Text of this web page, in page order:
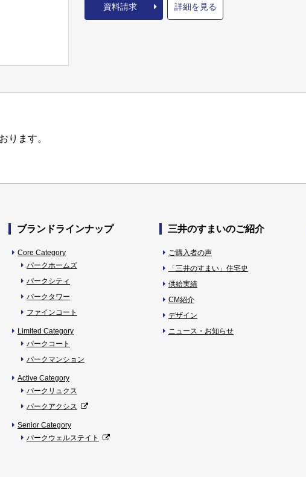
資料請求 詳細を見る
ります。
ブランドラインナップ
Core Category
パークホームズ
パークシティ
パークタワー
ファインコート
Limited Category
パークコート
パークマンション
Active Category
パークリュクス
パークアクシス
Senior Category
パークウェルステイト
三井のすまいのご紹介
ご購入者の声
「三井のすまい」住宅史
供給実績
CM紹介
デザイン
ニュース・お知らせ